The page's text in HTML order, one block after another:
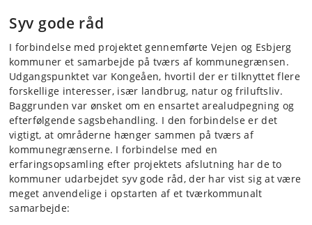
Syv gode råd
I forbindelse med projektet gennemførte Vejen og Esbjerg
kommuner et samarbejde på tværs af kommunegrænsen.
Udgangspunktet var Kongeåen, hvortil der er tilknyttet flere
forskellige interesser, især landbrug, natur og friluftsliv.
Baggrunden var ønsket om en ensartet arealudpegning og
efterfølgende sagsbehandling. I den forbindelse er det
vigtigt, at områderne hænger sammen på tværs af
kommunegrænserne. I forbindelse med en
erfaringsopsamling efter projektets afslutning har de to
kommuner udarbejdet syv gode råd, der har vist sig at være
meget anvendelige i opstarten af et tværkommunalt
samarbejde: